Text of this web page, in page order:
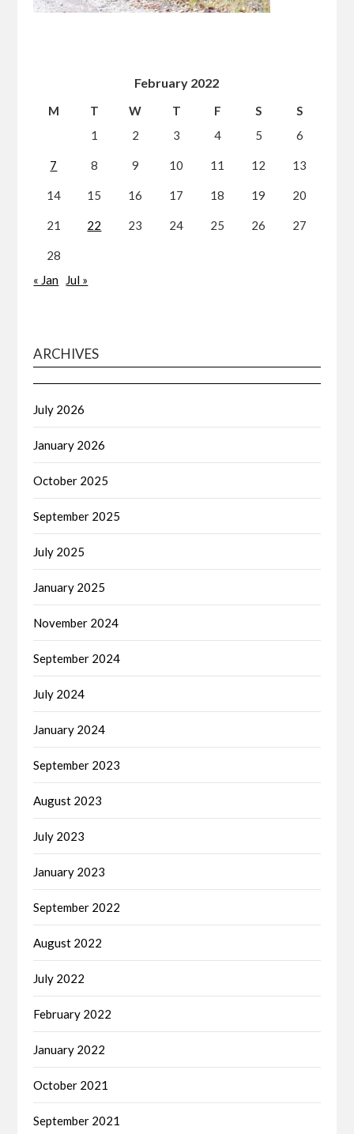
February 2022
M T W T F S
S
1
2 3 4 5 6
7 8 9 10 11 12 13
14 15 16 17 18 19 20
21 22 23 24 25 26 27
28
« Jan
Jul »
ARCHIVES
July 2026
January 2026
October 2025
September 2025
July 2025
January 2025
November 2024
September 2024
July 2024
January 2024
September 2023
August 2023
July 2023
January 2023
September 2022
August 2022
July 2022
February 2022
January 2022
October 2021
September 2021